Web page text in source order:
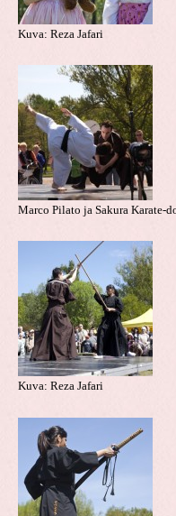
Kuva: Reza Jafari
Marco Pilato ja Sakura Karate-
Kuva: Reza Jafari